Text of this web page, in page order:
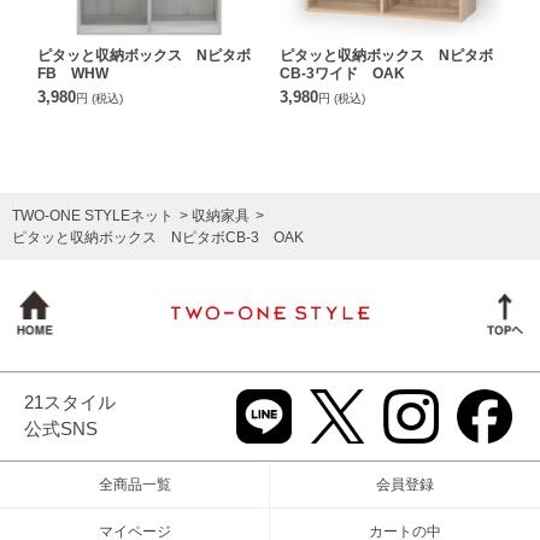
ピタッと収納ボックス Nピタボ
FB WHW
3,980円 (税込)
ピタッと収納ボックス Nピタボ
CB-3ワイド OAK
3,980円 (税込)
TWO-ONE STYLEネット
収納家具
ピタッと収納ボックス NピタボCB-3 OAK
21スタイル
公式SNS
全商品一覧 会員登録
マイページ カートの中